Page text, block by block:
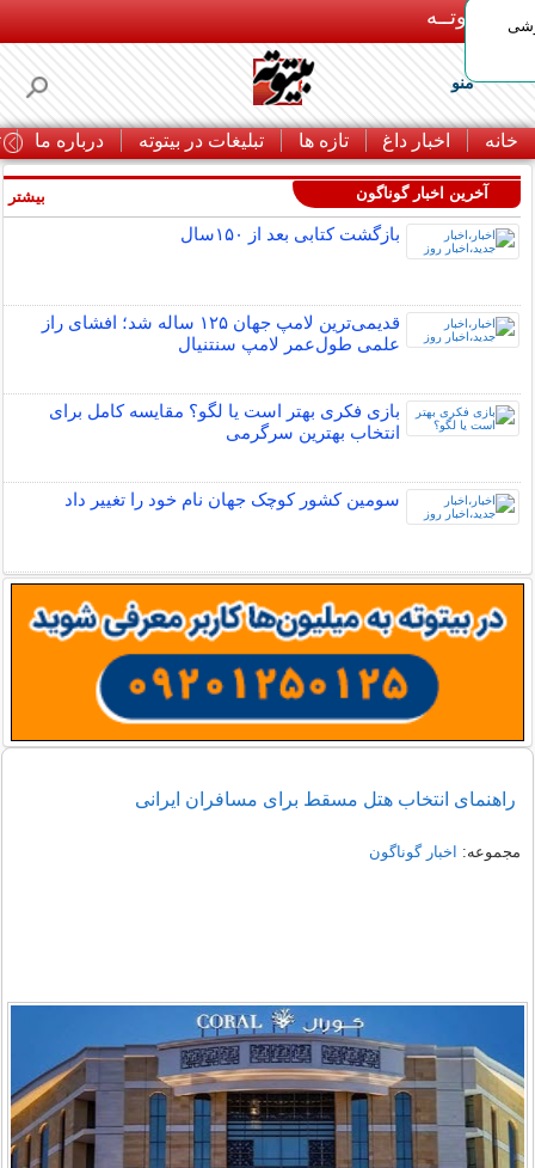
بـیتوتــه
منو
خانه اخبار داغ تازه ها تبلیغات در بیتوته درباره ما
آخرین اخبار گوناگون
بازگشت کتابی بعد از ۱۵۰سال
قدیمی‌ترین لامپ جهان ۱۲۵ ساله شد؛ افشای راز
علمی طول‌عمر لامپ سنتنیال
بازی فکری بهتر است یا لگو؟ مقایسه کامل برای
انتخاب بهترین سرگرمی
سومین کشور کوچک جهان نام خود را تغییر داد
بیشتر
راهنمای انتخاب هتل مسقط برای مسافران ایرانی
مجموعه: اخبار گوناگون